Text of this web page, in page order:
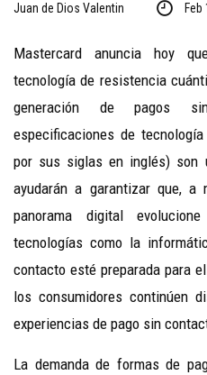
Juan de Dios Valentin Feb
Mastercard anuncia hoy
tecnología de resistencia
generación de pagos
especificaciones de
por sus siglas en inglés) son
ayudarán a garantizar que, a
panorama digital
tecnologías como la
contacto esté preparada para
los consumidores continúen
experiencias de pago sin
La demanda de formas de